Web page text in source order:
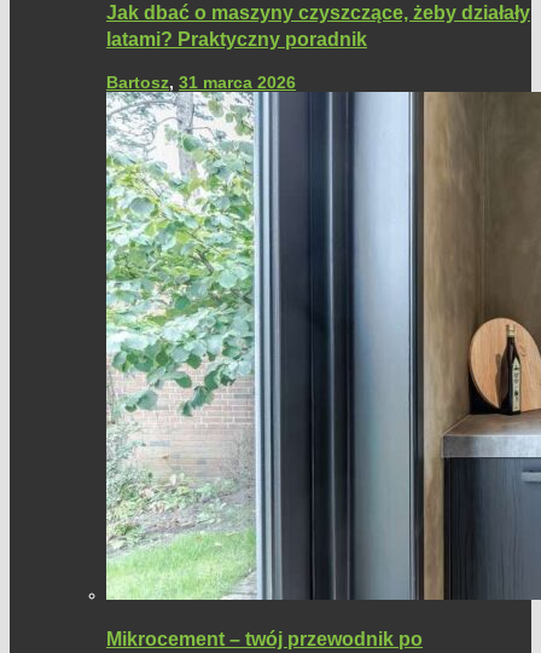
Jak dbać o maszyny czyszczące, żeby działały
latami? Praktyczny poradnik
Bartosz, 31 marca 2026
Mikrocement – twój przewodnik po